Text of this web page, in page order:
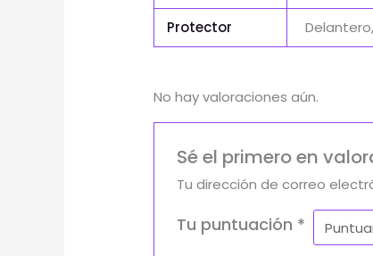
Protector
No hay valoraciones aún.
Sé el primero en
Tu dirección de correo
Tu puntuación *